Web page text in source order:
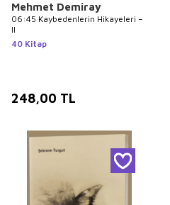
Mehmet Demiray
06:45 Kaybedenlerin Hikayeleri –
II
40 Kitap
248,00 TL